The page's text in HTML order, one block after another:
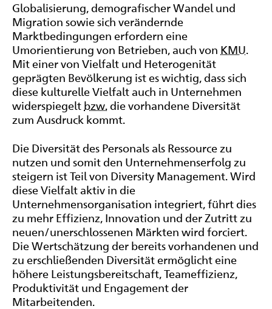
Globalisierung, demografischer Wandel und
Migration sowie sich verändernde
Marktbedingungen erfordern eine
Umorientierung von Betrieben, auch von KMU.
Mit einer von Vielfalt und Heterogenität
geprägten Bevölkerung ist es wichtig, dass sich
diese kulturelle Vielfalt auch in Unternehmen
widerspiegelt bzw.die vorhandene Diversität
zum Ausdruck kommt.
Die Diversität des Personals als Ressource zu
nutzen und somit den Unternehmenserfolg zu
steigern ist Teil von Diversity Management. Wird
diese Vielfalt aktiv in die
Unternehmensorganisation integriert, führt dies
zu mehr Effizienz, Innovation und der Zutritt zu
neuen/unerschlossenen Märkten wird forciert.
Die Wertschätzung der bereits vorhandenen und
zu erschließenden Diversität ermöglicht eine
höhere Leistungsbereitschaft, Teameffizienz,
Produktivität und Engagement der
Mitarbeitenden.